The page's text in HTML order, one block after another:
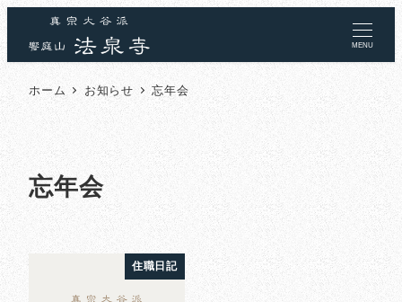
MENU
ホーム お知らせ 忘年会
忘年会
住職日記